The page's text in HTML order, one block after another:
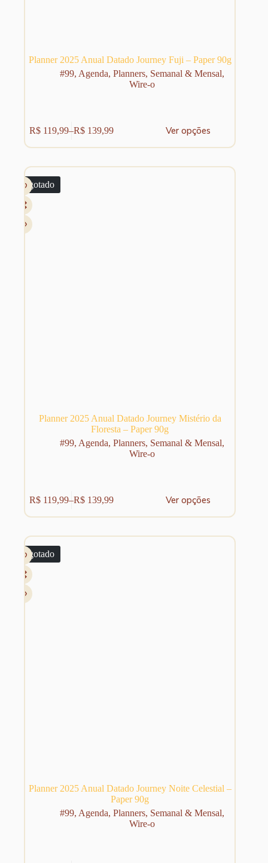
Planner 2025 Anual Datado Journey Fuji – Paper 90g
#99, Agenda, Planners, Semanal & Mensal,
Wire-o
R$ 119,99–R$ 139,99
Faixa
de
R$ 119,99
Ver opções
produto
tem
variantes.
As
opções
podem
ser
escolhidas
Esgotado
Planner 2025 Anual Datado Journey Mistério da
Floresta – Paper 90g
#99, Agenda, Planners, Semanal & Mensal,
Wire-o
R$ 119,99–R$ 139,99
Faixa
de
R$ 119,99
Ver opções
produto
tem
variantes.
As
opções
podem
ser
escolhidas
Esgotado
Planner 2025 Anual Datado Journey Noite Celestial –
Paper 90g
#99, Agenda, Planners, Semanal & Mensal,
Wire-o